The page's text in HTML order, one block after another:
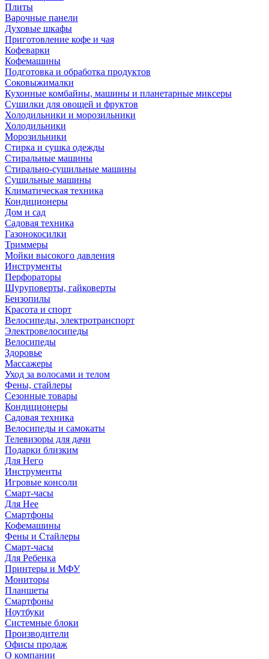
Плиты
Варочные панели
Духовые шкафы
Приготовление кофе и чая
Кофеварки
Кофемашины
Подготовка и обработка продуктов
Соковыжималки
Кухонные комбайны, машины и планетарные миксеры
Сушилки для овощей и фруктов
Холодильники и морозильники
Холодильники
Морозильники
Стирка и сушка одежды
Стиральные машины
Стирально-сушильные машины
Сушильные машины
Климатическая техника
Кондиционеры
Дом и сад
Садовая техника
Газонокосилки
Триммеры
Мойки высокого давления
Инструменты
Перфораторы
Шуруповерты, гайковерты
Бензопилы
Красота и спорт
Велосипеды, электротранспорт
Электровелосипеды
Велосипеды
Здоровье
Массажеры
Уход за волосами и телом
Фены, стайлеры
Сезонные товары
Кондиционеры
Садовая техника
Велосипеды и самокаты
Телевизоры для дачи
Подарки близким
Для Него
Инструменты
Игровые консоли
Смарт-часы
Для Нее
Смартфоны
Кофемашины
Фены и Стайлеры
Смарт-часы
Для Ребенка
Принтеры и МФУ
Мониторы
Планшеты
Смартфоны
Ноутбуки
Системные блоки
Производители
Офисы продаж
О компании